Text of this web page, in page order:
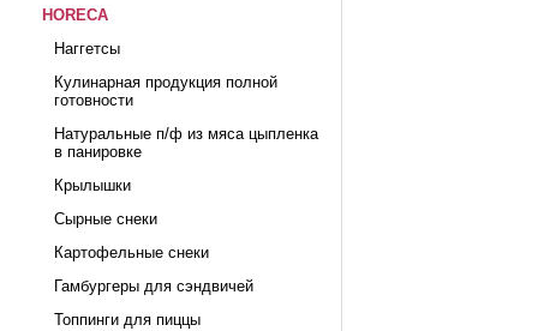
HORECA
Наггетсы
Кулинарная продукция полной
готовности
Натуральные п/ф из мяса цыпленка
в панировке
Крылышки
Сырные снеки
Картофельные снеки
Гамбургеры для сэндвичей
Топпинги для пиццы